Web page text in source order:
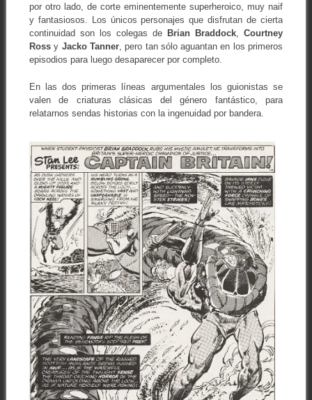
por otro lado, de corte eminentemente superheroico, muy naif
y fantasiosos. Los únicos personajes que disfrutan de cierta
continuidad son los colegas de Brian Braddock,Courtney
Rossy Jacko Tanner, pero tan sólo aguantan en los primeros
episodios para luego desaparecer por completo.
En las dos primeras líneas argumentales los guionistas se
valen de criaturas clásicas del género fantástico, para
relatarnos sendas historias con la ingenuidad por bandera.